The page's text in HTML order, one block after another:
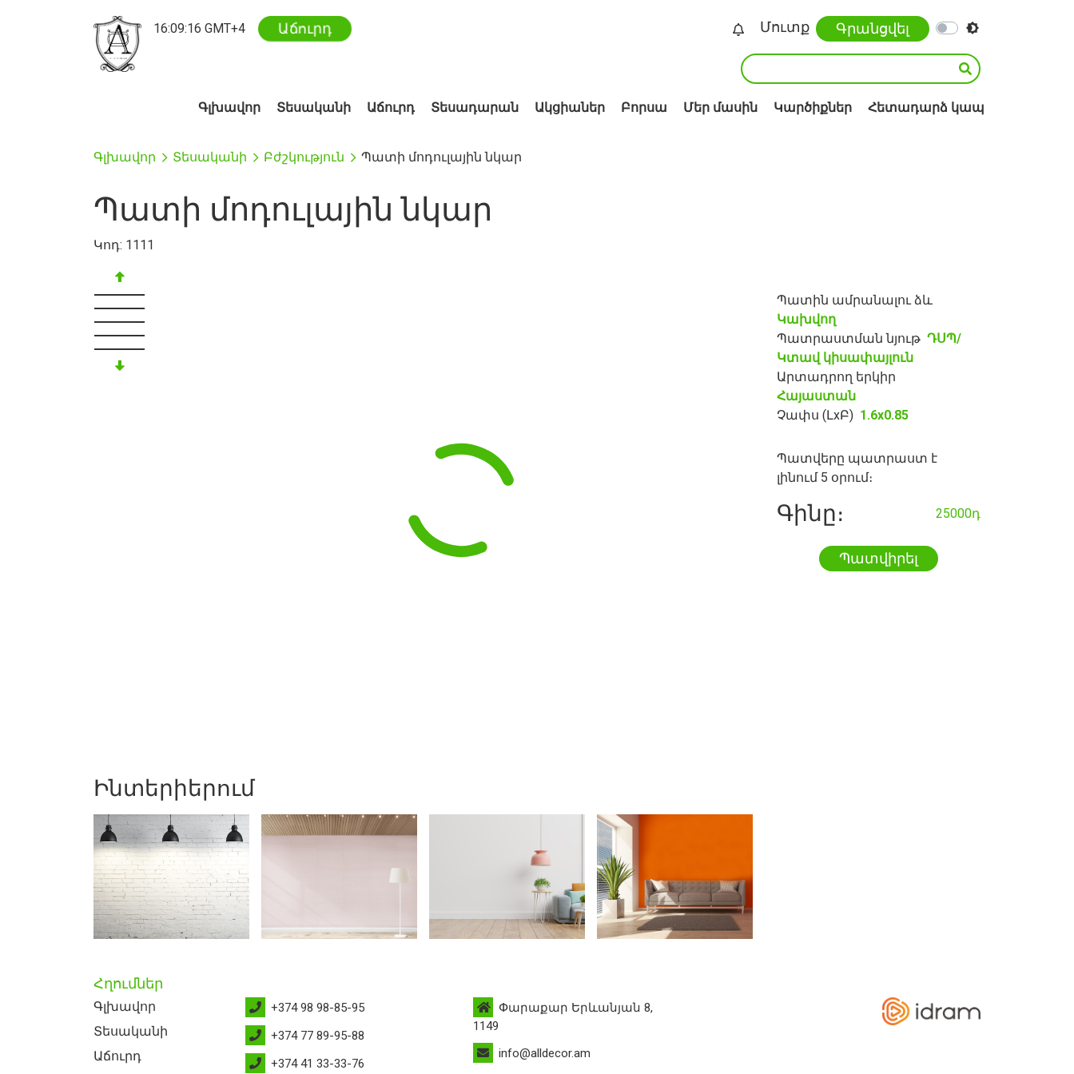
16:09:16 GMT+4 Աճուրդ Մուտք Գրանցվել
Գլխավոր Տեսականի Աճուրդ Տեսադարան Ակցիաներ Բորսա Մեր մասին Կարծիքներ Հետադարձ կապ
Գլխավոր Տեսականի Բժշկություն Պատի մոդուլային նկար
Պատի մոդուլային նկար
Կոդ: 1111
Պատին ամրանալու ձև
Կախվող
Պատրաստման նյութ ԴՍՊ/
Կտավ կիսափայլուն
Արտադրող երկիր
Հայաստան
Չափս (ԼxԲ) 1.6x0.85
Պատվերը պատրաստ է
լինում 5 օրում։
Գինը։ 25000դ
Պատվիրել
Ինտերիերում
Հղումներ
Գլխավոր
Տեսականի
Աճուրդ
+374 98 98-85-95
+374 77 89-95-88
+374 41 33-33-76
Փարաքար Երևանյան 8,
1149
info@alldecor.am